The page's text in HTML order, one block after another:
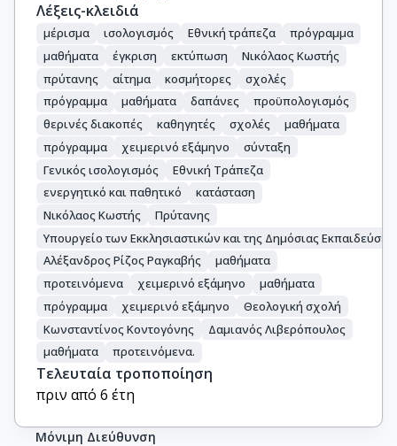
Λέξεις-κλειδιά
μέρισμα ισολογισμός Εθνική τράπεζα
πρόγραμμα
μαθήματα
έγκριση εκτύπωση
Νικόλαος Κωστής
πρύτανης
αίτημα κοσμήτορες
σχολές
πρόγραμμα
μαθήματα δαπάνες
προϋπολογισμός
θερινές διακοπές
καθηγητές σχολές
μαθήματα
πρόγραμμα
χειμερινό εξάμηνο
σύνταξη
Γενικός ισολογισμός
Εθνική Τράπεζα
ενεργητικό και παθητικό
κατάσταση
Νικόλαος Κωστής
Πρύτανης
Υπουργείο των Εκκλησιαστικών και της Δημόσιας
Αλέξανδρος Ρίζος Ραγκαβής
μαθήματα
προτεινόμενα
χειμερινό εξάμηνο
μαθήματα
πρόγραμμα
χειμερινό εξάμηνο
Θεολογική σχολή
Κωνσταντίνος Κοντογόνης
Δαμιανός Λιβερόπουλος
μαθήματα
προτεινόμενα.
Τελευταία τροποποίηση
πριν από 6 έτη
Μόνιμη Διεύθυνση